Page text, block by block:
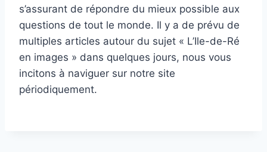
s’assurant de répondre du mieux possible aux
questions de tout le monde. Il y a de prévu de
multiples articles autour du sujet « L’Ile-de-Ré
en images » dans quelques jours, nous vous
incitons à naviguer sur notre site
périodiquement.